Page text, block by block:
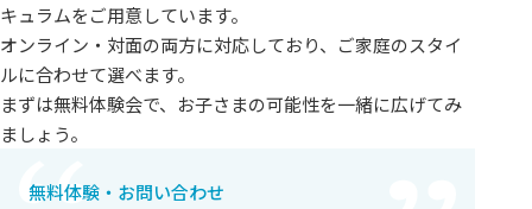
キュラムをご用意しています。
オンライン・対面の両方に対応しており、ご家庭のスタイ
ルに合わせて選べます。
まずは無料体験会で、お子さまの可能性を一緒に広げてみ
ましょう。
無料体験・お問い合わせ